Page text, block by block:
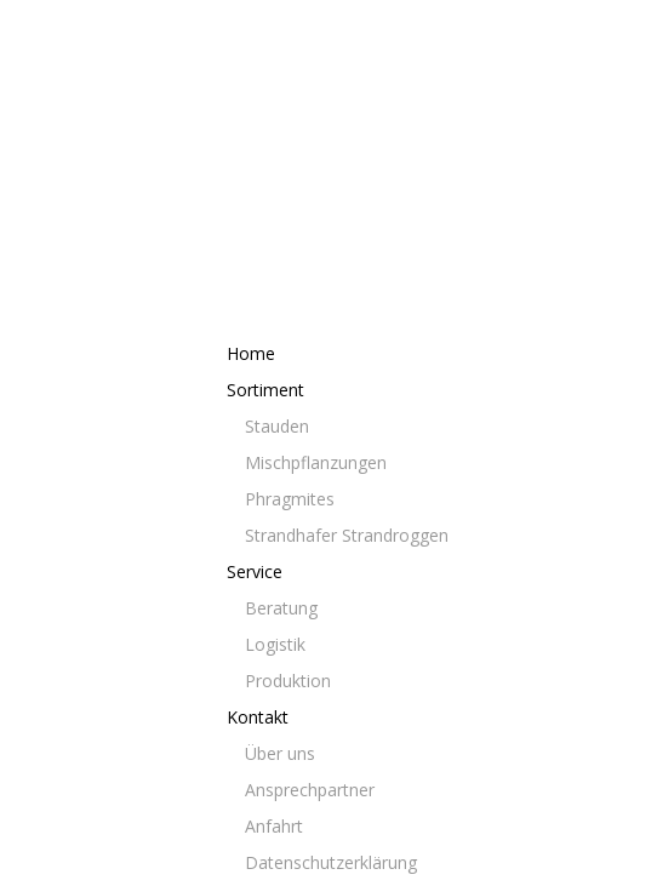
Home
Sortiment
Stauden
Mischpflanzungen
Phragmites
Strandhafer Strandroggen
Service
Beratung
Logistik
Produktion
Kontakt
Über uns
Ansprechpartner
Anfahrt
Datenschutzerklärung